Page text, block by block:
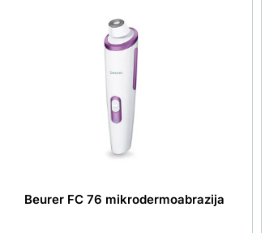
Beurer FC 76 mikrodermoabrazija